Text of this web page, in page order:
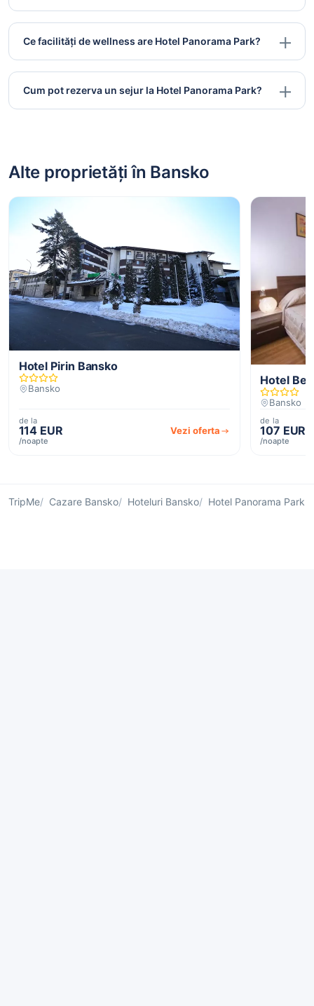
Ce facilități de wellness are Hotel Panorama Park?
Cum pot rezerva un sejur la Hotel Panorama Park?
Alte proprietăți în Bansko
Hotel Pirin Bansko
Bansko
de la
114 EUR
/noapte
Vezi oferta
Hotel
Bansko
de la
107 EUR
/noapte
TripMe Cazare Bansko Hoteluri Bansko Hotel Panorama Park